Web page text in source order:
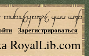
RoyalLib.com
Зарегистрироваться